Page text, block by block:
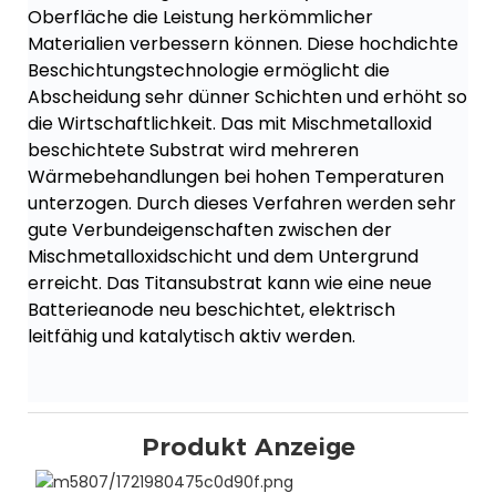
Oberfläche die Leistung herkömmlicher
Materialien verbessern können. Diese hochdichte
Beschichtungstechnologie ermöglicht die
Abscheidung sehr dünner Schichten und erhöht so
die Wirtschaftlichkeit. Das mit Mischmetalloxid
beschichtete Substrat wird mehreren
Wärmebehandlungen bei hohen Temperaturen
unterzogen. Durch dieses Verfahren werden sehr
gute Verbundeigenschaften zwischen der
Mischmetalloxidschicht und dem Untergrund
erreicht. Das Titansubstrat kann wie eine neue
Batterieanode neu beschichtet, elektrisch
leitfähig und katalytisch aktiv werden.
Produkt Anzeige